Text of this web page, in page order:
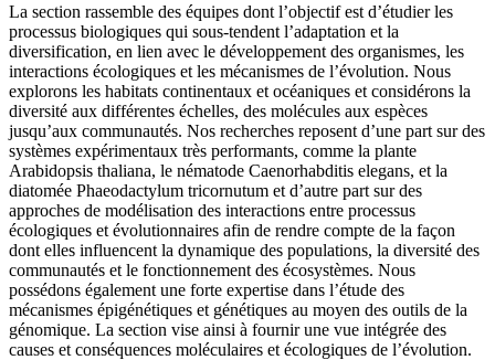
La section rassemble des équipes dont l’objectif est d’étudier les
processus biologiques qui sous-tendent l’adaptation et la
diversification, en lien avec le développement des organismes, les
interactions écologiques et les mécanismes de l’évolution. Nous
explorons les habitats continentaux et océaniques et considérons la
diversité aux différentes échelles, des molécules aux espèces
jusqu’aux communautés. Nos recherches reposent d’une part sur des
systèmes expérimentaux très performants, comme la plante
Arabidopsis thaliana, le nématode Caenorhabditis elegans, et la
diatomée Phaeodactylum tricornutum et d’autre part sur des
approches de modélisation des interactions entre processus
écologiques et évolutionnaires afin de rendre compte de la façon
dont elles influencent la dynamique des populations, la diversité des
communautés et le fonctionnement des écosystèmes. Nous
possédons également une forte expertise dans l’étude des
mécanismes épigénétiques et génétiques au moyen des outils de la
génomique. La section vise ainsi à fournir une vue intégrée des
causes et conséquences moléculaires et écologiques de l’évolution.